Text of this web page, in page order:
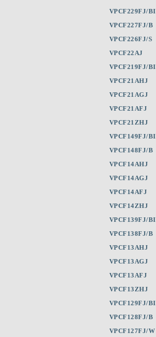
VPCF229FJ/BI
VPCF227FJ/B
VPCF226FJ/S
VPCF22AJ
VPCF219FJ/BI
VPCF21AHJ
VPCF21AGJ
VPCF21AFJ
VPCF21ZHJ
VPCF149FJ/BI
VPCF148FJ/B
VPCF14AHJ
VPCF14AGJ
VPCF14AFJ
VPCF14ZHJ
VPCF139FJ/BI
VPCF138FJ/B
VPCF13AHJ
VPCF13AGJ
VPCF13AFJ
VPCF13ZHJ
VPCF129FJ/BI
VPCF128FJ/B
VPCF127FJ/W